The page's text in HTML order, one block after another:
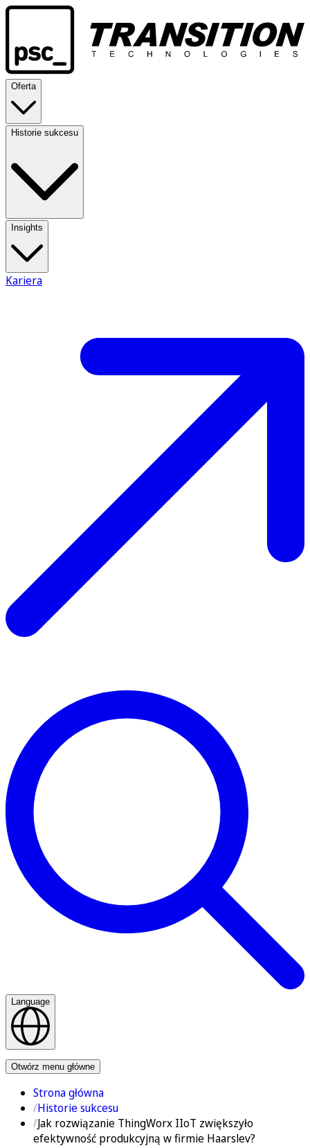
Oferta
Historie sukcesu
Insights
Kariera
Language
Otwórz menu główne
Strona główna
Historie sukcesu
Jak rozwiązanie ThingWorx IIoT zwiększyło
efektywność produkcyjną w firmie Haarslev?